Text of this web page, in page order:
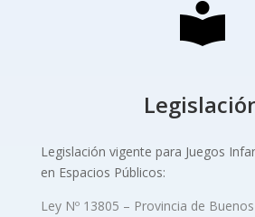
Legislación vigente para Juegos
en Espacios Públicos:
Ley Nº 13805 – Provincia de